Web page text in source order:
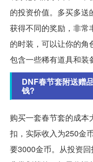
的投资价值。多买多
获得不同的奖励，非常
的时装，可以让你的
包含一些稀有道具和装
DNF春节套附送赠
钱?
购买一套春节套的成
扣，实际收入为250金
要3000金币。从投资